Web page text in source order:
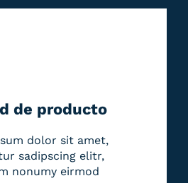
de producto
dolor sit amet,
sadipscing elitr,
nonumy eirmod